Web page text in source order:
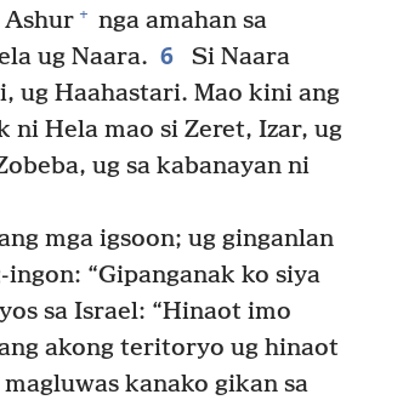
Ashur + nga amahan sa
ug Naara. 6
Si Naara
ug Haahastari. Mao kini ang
ni Hela mao si Zeret, Izar, ug
ug sa kabanayan ni
mga igsoon; ug ginganlan
ingon: “Gipanganak ko siya
sa Israel: “Hinaot imo
akong teritoryo ug hinaot
kanako gikan sa